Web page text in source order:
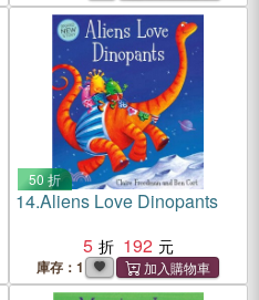
50 折
14.Aliens Love Dinopants
5
192
庫存：1